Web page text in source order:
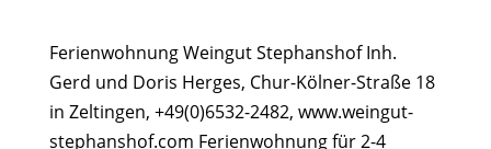
Ferienwohnung Weingut Stephanshof Inh.
Gerd und Doris Herges, Chur-Kölner-Straße 18
in Zeltingen, +49(0)6532-2482, www.weingut-
stephanshof.com Ferienwohnung für 2-4